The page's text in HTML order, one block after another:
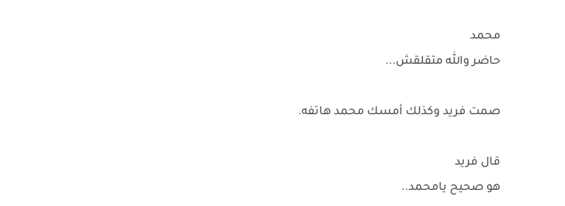
محمد
حاضر والله متقلقش...
صمت فريد وكذلك أمسك محمد هاتفه.
قال فريد
هو صحيح يامحمد..